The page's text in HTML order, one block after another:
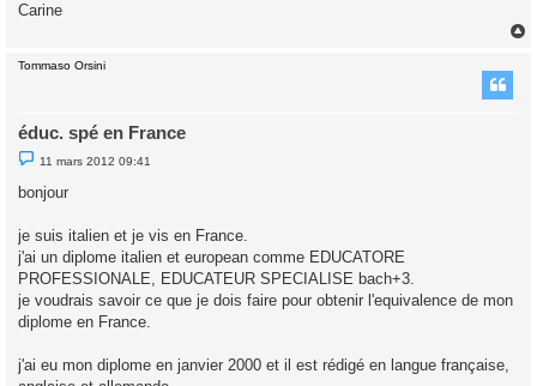
Carine
Tommaso Orsini
éduc. spé en France
M
e
s
e
n
o
n
l
u
11 mars 2012 09:41
bonjour
je suis italien et je vis en France.
j'ai un diplome italien et european comme EDUCATORE
PROFESSIONALE, EDUCATEUR SPECIALISE bach+3.
je voudrais savoir ce que je dois faire pour obtenir l'equivalence de mon
diplome en France.
j'ai eu mon diplome en janvier 2000 et il est rédigé en langue française,